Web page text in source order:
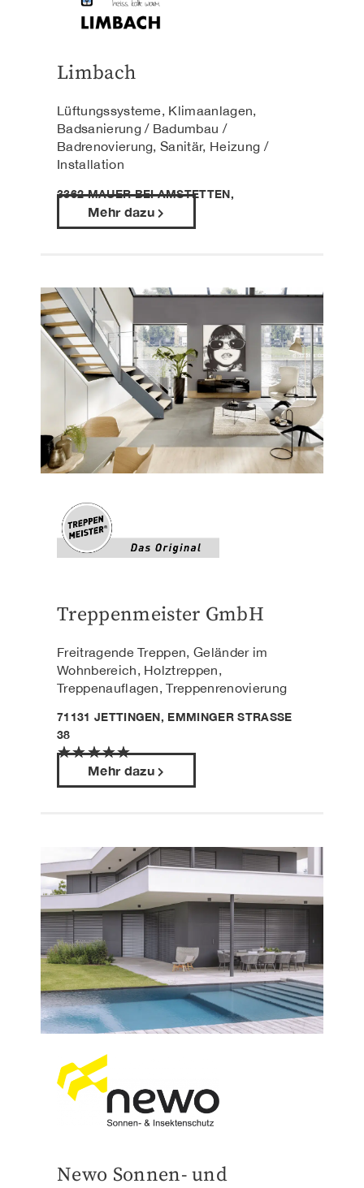
Limbach
Lüftungssysteme, Klimaanlagen,
Badsanierung / Badumbau /
Badrenovierung, Sanitär, Heizung /
Installation
3362 MAUER BEI AMSTETTEN,
Mehr dazu
Treppenmeister GmbH
Freitragende Treppen, Geländer im
Wohnbereich, Holztreppen,
Treppenauflagen, Treppenrenovierung
71131 JETTINGEN, EMMINGER STRASSE 3
8
★★★★★
Mehr dazu
Newo Sonnen- und